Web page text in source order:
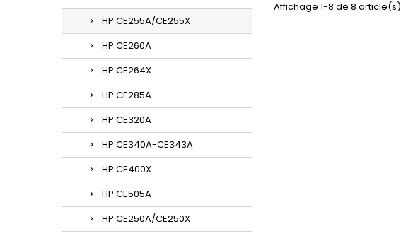
HP CE255A/CE255X
HP CE260A
HP CE264X
HP CE285A
HP CE320A
HP CE340A-CE343A
HP CE400X
HP CE505A
HP CE250A/CE250X
Affichage 1-8 de 8 article(s)